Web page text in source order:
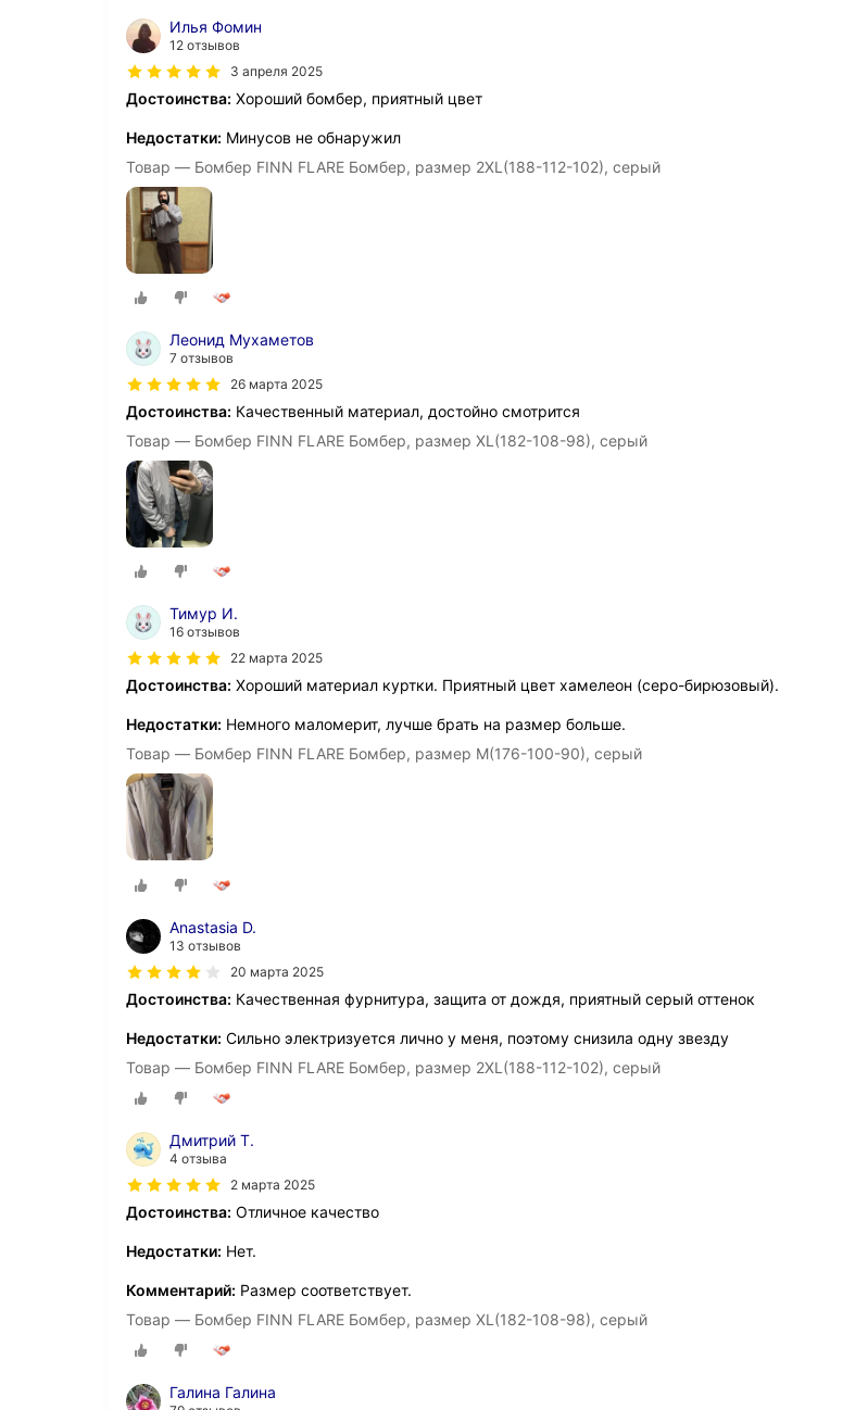
Илья Фомин
12 отзывов
3 апреля 2025
Достоинства: Хороший бомбер, приятный цвет
Недостатки: Минусов не обнаружил
Товар — Бомбер FINN FLARE Бомбер, размер 2XL(188-112-102), серый
Леонид Мухаметов
7 отзывов
26 марта 2025
Достоинства: Качественный материал, достойно смотрится
Товар — Бомбер FINN FLARE Бомбер, размер XL(182-108-98), серый
Тимур И.
16 отзывов
22 марта 2025
Достоинства: Хороший материал куртки. Приятный цвет хамелеон (серо-бирюзовый).
Недостатки: Немного маломерит, лучше брать на размер больше.
Товар — Бомбер FINN FLARE Бомбер, размер M(176-100-90), серый
Anastasia D.
13 отзывов
20 марта 2025
Достоинства: Качественная фурнитура, защита от дождя, приятный серый оттенок
Недостатки: Сильно электризуется лично у меня, поэтому снизила одну звезду
Товар — Бомбер FINN FLARE Бомбер, размер 2XL(188-112-102), серый
Дмитрий Т.
4 отзыва
2 марта 2025
Достоинства: Отличное качество
Недостатки: Нет.
Комментарий: Размер соответствует.
Товар — Бомбер FINN FLARE Бомбер, размер XL(182-108-98), серый
Галина Галина